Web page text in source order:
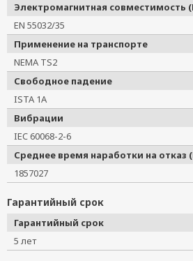
Электромагнитная совместимость
EN 55032/35
Применение на транспорте
NEMA TS2
Свободное падение
ISTA 1A
Вибрации
IEC 60068-2-6
Среднее время наработки на отказ
1857027
Гарантийный срок
Гарантийный срок
5 лет